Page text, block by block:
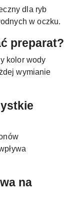
dla ryb
w oczku.
preparat?
kolor wody
wymianie
na